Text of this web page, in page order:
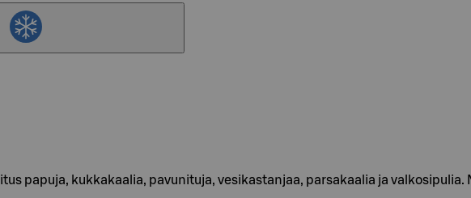
papuja, kukkakaalia, pavunituja, vesikastanjaa, parsakaalia ja